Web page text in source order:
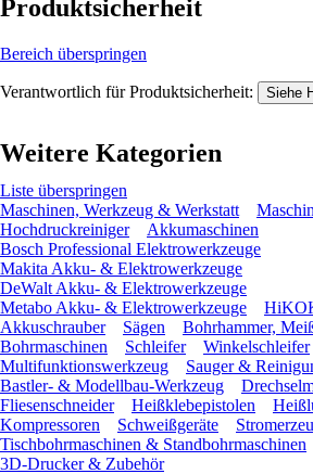
Produktsicherheit
Bereich überspringen
Verantwortlich für Produktsicherheit: Siehe
Weitere Kategorien
Liste überspringen
Maschinen, Werkzeug & Werkstatt
Hochdruckreiniger
Akkumaschinen
Bosch Professional Elektrowerkzeuge
Makita Akku- & Elektrowerkzeuge
DeWalt Akku- & Elektrowerkzeuge
Metabo Akku- & Elektrowerkzeuge
Akkuschrauber
Sägen
Bohrhammer,
Bohrmaschinen
Schleifer
Winkelschleifer
Multifunktionswerkzeug
Sauger &
Bastler- & Modellbau-Werkzeug
Fliesenschneider
Heißklebepistolen
Kompressoren
Schweißgeräte
Tischbohrmaschinen & Standbohrmaschinen
3D-Drucker & Zubehör